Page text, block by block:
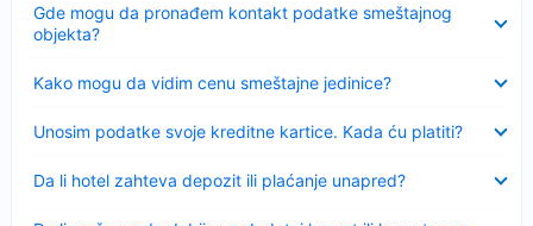
Gde mogu da pronađem kontakt podatke smeštajnog
objekta?
Kako mogu da vidim cenu smeštajne jedinice?
Unosim podatke svoje kreditne kartice. Kada ću platiti?
Da li hotel zahteva depozit ili plaćanje unapred?